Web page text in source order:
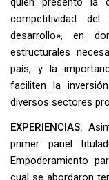
competitividad
desarrollo», en
estructurales
país, y la
faciliten la
diversos sectores
EXPERIENCIAS.
primer panel
Empoderamiento
cual se abordaron